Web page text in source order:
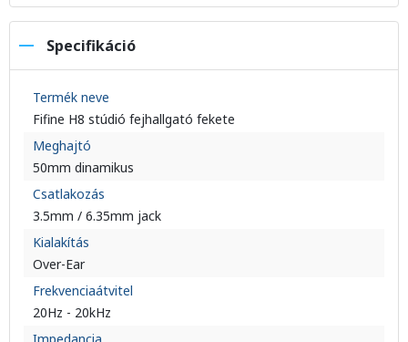
Specifikáció
Termék neve
Fifine H8 stúdió fejhallgató fekete
Meghajtó
50mm dinamikus
Csatlakozás
3.5mm / 6.35mm jack
Kialakítás
Over-Ear
Frekvenciaátvitel
20Hz - 20kHz